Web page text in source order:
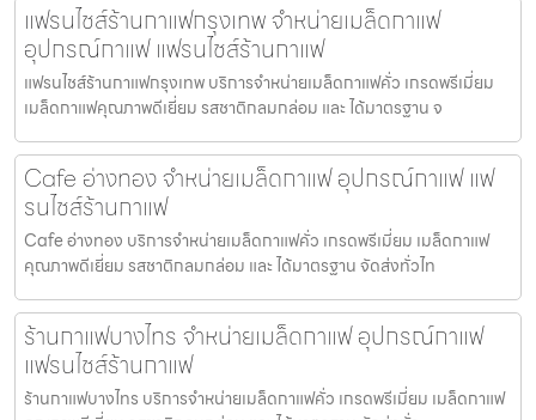
แฟรนไชส์ร้านกาแฟกรุงเทพ จำหน่ายเมล็ดกาแฟ
อุปกรณ์กาแฟ แฟรนไชส์ร้านกาแฟ
แฟรนไชส์ร้านกาแฟกรุงเทพ บริการจำหน่ายเมล็ดกาแฟคั่ว เกรดพรีเมี่ยม
เมล็ดกาแฟคุณภาพดีเยี่ยม รสชาติกลมกล่อม และ ได้มาตรฐาน จ
Cafe อ่างทอง จำหน่ายเมล็ดกาแฟ อุปกรณ์กาแฟ แฟ
รนไชส์ร้านกาแฟ
Cafe อ่างทอง บริการจำหน่ายเมล็ดกาแฟคั่ว เกรดพรีเมี่ยม เมล็ดกาแฟ
คุณภาพดีเยี่ยม รสชาติกลมกล่อม และ ได้มาตรฐาน จัดส่งทั่วไท
ร้านกาแฟบางไทร จำหน่ายเมล็ดกาแฟ อุปกรณ์กาแฟ
แฟรนไชส์ร้านกาแฟ
ร้านกาแฟบางไทร บริการจำหน่ายเมล็ดกาแฟคั่ว เกรดพรีเมี่ยม เมล็ดกาแฟ